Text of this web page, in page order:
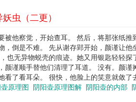
虫（二更）
被他察觉，开始查耳。 然后，将那张纸
，倒是不难。 先从谢存郢开始，颜谨让
也无异物蜕壳的痕迹。她又用银匙轻轻
颜谨顺手替他们清理了耳道。 没有。颜
看了看耳朵。 很快，他脸上的笑意就敛
原理图 阴阳壶原理图解 阴阳壶的内部